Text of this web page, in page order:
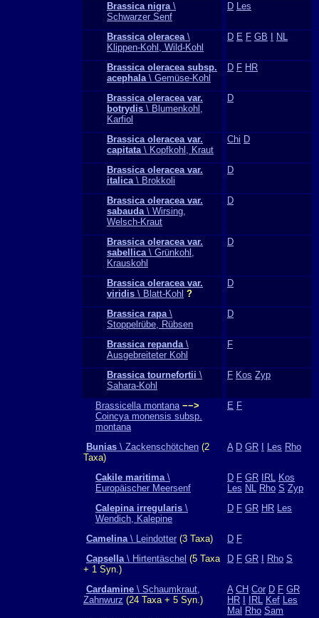
Brassica nigra\
Schwarzer Senf
D Les
Brassica oleracea\
Klippen-Kohl, Wild-Kohl
D E F GB NL
Brassica oleracea subsp.
acephala\ Gemüse-Kohl
D F HR
Brassica oleracea var.
botrydis \ Blumenkohl,
Karfiol
D
Brassica oleracea var.
capitata\ Kopfkohl, Kraut
Chi D
Brassica oleracea var.
italica\ Brokkoli
D
Brassica oleracea var.
sabauda\ Wirsing,
Welsch-Kraut
D
Brassica oleracea var.
sabellica\ Grünkohl,
Krauskohl
D
Brassica oleracea var.
viridis \ Blatt-Kohl ?
D
Brassica rapa\
Stoppelrübe, Rübsen
D
Brassica repanda\
Ausgebreiteter Kohl
F
Brassica tournefortii \
Sahara-Kohl
F Kos Zyp
Brassicella montana −−>
Coincya monensis subsp.
montana
E F
Bunias \ Zackenschötchen (2
Taxa)
A D GR Les Rho
Cakile maritima\
Europäischer Meersenf
D F GR IRL Kos
Les NL Rho S Zyp
Calepina irregularis \
Wendich, Kalepine
D F GR HR Les
Camelina\ Leindotter (3 Taxa) D F
Capsella\ Hirtentäschel (5 Taxa
+ 1 Syn.)
D F GR Rho S
Cardamine \ Schaumkraut,
Zahnwurz (24 Taxa + 5 Syn.)
A CH Cor D F GR
HR
IRL Kef Les
Mal Rho Sam